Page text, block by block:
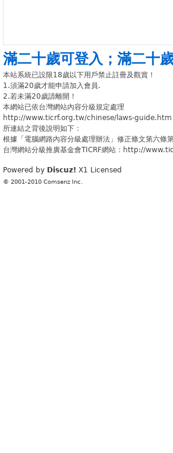
滿二十歲可登入 ； 滿二十
本站系統已設限18歲以下用戶禁止註冊及觀賞！
1.須滿20歲才能申請加入會員.
2.若未滿20歲請離開！
本網站已依台灣網站內容分級規定處理
http://www.ticrf.org.tw/chinese/laws-guide.htm
所連結之背後說明如下：
根據「電腦網路內容分級處理辦法」修正條文第六條
台灣網站分級推廣基金會TICRF網站：http://
Powered by Discuz! X1 Licensed
© 2001-2010 Comsenz Inc.